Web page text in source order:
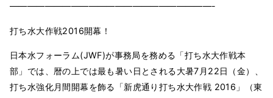
———————————————————————-
打ち水大作戦2016開幕！
日本水フォーラム(JWF)が事務局を務める「打ち水大作戦本
部」では、暦の上では最も暑い日とされる大暑7月22日（金）、
打ち水強化月間開幕を飾る「新虎通り打ち水大作戦 2016」（東